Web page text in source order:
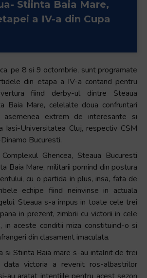
Stiinta Baia Mare,
a IV-a din Cupa
pe 8 si 9 octombrie, sunt programate
din etapa a IV-a contand pentru
fiind derby-ul dintre Steaua
Baia Mare, celelalte doua confruntari
asemenea extrem de interesante si
Iasi-Universitatea Cluj, respectiv CSM
Bucuresti.
Ghencea, Steaua Bucuresti
Baia Mare, militarii pornind din postura
cu o partida in plus, insa, fata de
echipe fiind neinvinse in actuala
Steaua s-a impus in toate cele trei
in prezent, zimbrii cu victorii in cele
in aceste conditii miza constituind-o si
din clasament imaculata.
si Stiinta Baia mare s-au intalnit de trei
victoria a revenit ros-albastrilor